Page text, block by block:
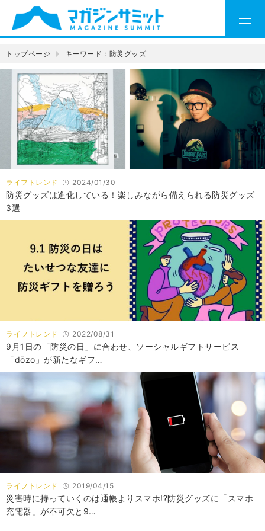
トップページ キーワード：防災グッズ
ライフトレンド 2024/01/30
防災グッズは進化している！楽しみながら備えられる防災グッズ
3選
ライフトレンド 2022/08/31
9月1日の「防災の日」に合わせ、ソーシャルギフトサービス
「dōzo」が新たなギフ…
ライフトレンド 2019/04/15
災害時に持っていくのは通帳よりスマホ!?防災グッズに「スマホ
充電器」が不可欠と9…